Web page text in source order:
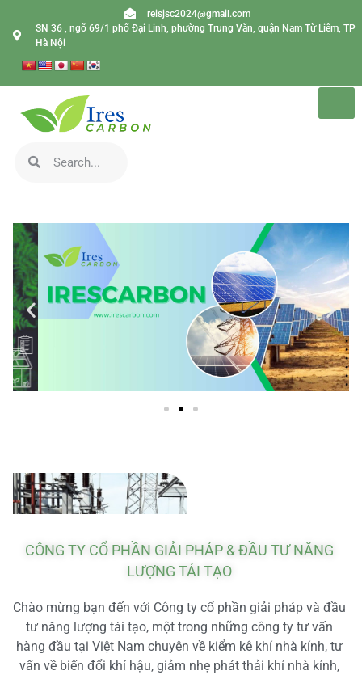
reisjsc2024@gmail.com
SN 36 , ngõ 69/1 phố Đại Linh, phường Trung Văn, quận Nam Từ Liêm, TP
Hà Nội
CÔNG TY CỔ PHẦN GIẢI PHÁP & ĐẦU TƯ NĂNG
LƯỢNG TÁI TẠO
Chào mừng bạn đến với Công ty cổ phần giải pháp và đầu
tư năng lượng tái tạo, một trong những công ty tư vấn
hàng đầu tại Việt Nam chuyên về kiểm kê khí nhà kính, tư
vấn về biến đổi khí hậu, giảm nhẹ phát thải khí nhà kính,